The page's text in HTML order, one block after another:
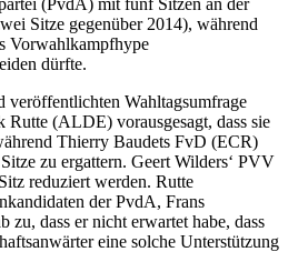
(PvdA) mit fünf Sitzen an der
Sitze gegenüber 2014), während
Vorwahlkampfhype
dürfte.
veröffentlichten Wahltagsumfrage
(ALDE) vorausgesagt, dass sie
Thierry Baudets FvD (ECR)
zu ergattern. Geert Wilders‘ PVV
reduziert werden. Rutte
der PvdA, Frans
zu, dass er nicht erwartet habe, dass
eine solche Unterstützung